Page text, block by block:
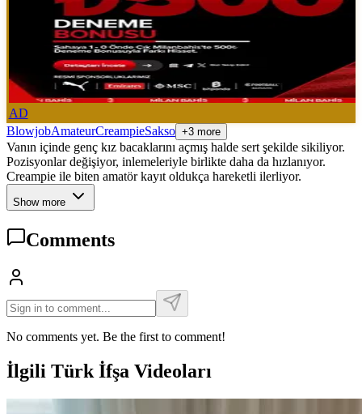
AD
BlowjobAmateurCreampieSakso +3 more
Vanın içinde genç kız bacaklarını açmış halde sert şekilde sikiliyor.
Pozisyonlar değişiyor, inlemeleriyle birlikte daha da hızlanıyor.
Creampie ile biten amatör kayıt oldukça hareketli ilerliyor.
Show more
Comments
No comments yet. Be the first to comment!
İlgili Türk İfşa Videoları